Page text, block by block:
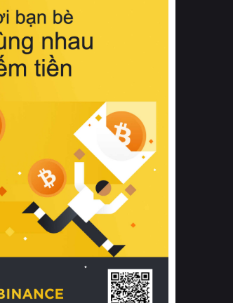
hồi chuẩn xác của phần đệm nâng đỡ
cột sống.
Bên cạnh đó, việc lựa chọn các dòng
sản phẩm đạt chuẩn chất lượng quốc
tế còn giúp ngăn ngừa tình trạng kích
khuẩn và nấm mốc trong điều kiện
thời tiết nóng ẩm. Bạn có thể tìm hiểu
thêm các nghiên cứu khoa học về tác
động của giấc ngủ và môi trường
phòng ngủ đối với sức khỏe con
người tại Sleep Foundation (External
Link) để có cái nhìn toàn diện hơn.
2. Các tiêu chí vàng khi lựa chọn
chăn ga gối đệm cao cấp cho phòng
ngủ
Để sở hữu một bộ chăn ga gối đệm
cao cấp hoàn hảo cả về thẩm mỹ lẫn
công năng, người tiêu dùng cần cân
nhắc kỹ lưỡng các tiêu chí quan trọng